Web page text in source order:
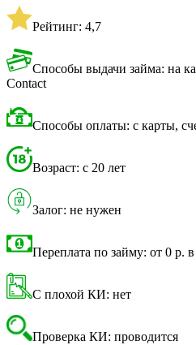
Рейтинг: 4,7
Способы выдачи займа: на
Contact
Способы оплаты: с карты,
Возраст: с 20 лет
Залог: не нужен
Переплата по займу: от 0 р. в
С плохой КИ: нет
Проверка КИ: проводится